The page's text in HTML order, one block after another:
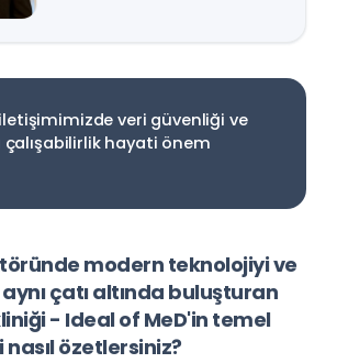
veri güvenliği ve
çalışabilirlik hayati önem
modern teknolojiyi ve
aynı çatı altında buluşturan
- Ideal of MeD'in temel
özetlersiniz?